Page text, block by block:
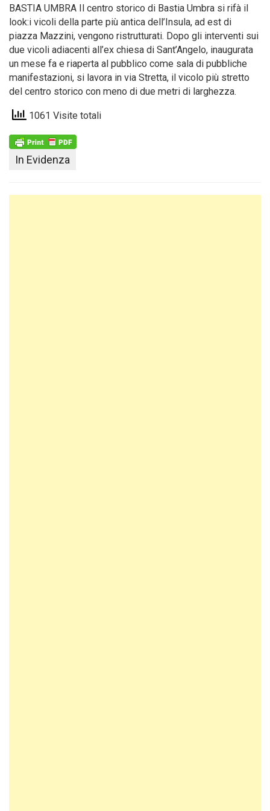
BASTIA UMBRA Il centro storico di Bastia Umbra si rifà il
look:i vicoli della parte più antica dell’Insula, ad est di
piazza Mazzini, vengono ristrutturati. Dopo gli interventi sui
due vicoli adiacenti all’ex chiesa di Sant’Angelo, inaugurata
un mese fa e riaperta al pubblico come sala di pubbliche
manifestazioni, si lavora in via Stretta, il vicolo più stretto
del centro storico con meno di due metri di larghezza.
1061 Visite totali
In Evidenza